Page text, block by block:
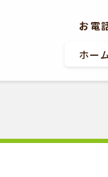
お電
ホー